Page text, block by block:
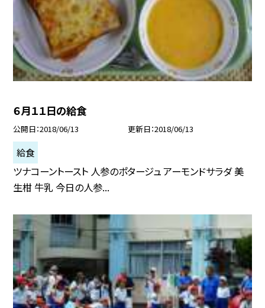
６月１１日の給食
公開日 2018/06/13 更新日 2018/06/13
給食
ツナコーントースト 人参のポタージュ アーモンドサラダ 美
生柑 牛乳 今日の人参...